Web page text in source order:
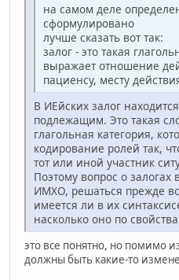
на самом деле
сформулировано
лучше сказать вот так:
залог - это такая
выражает отношение
пациенсу, месту
В ИЕйских залог
подлежащим. Это такая
глагольная категория,
кодирование ролей так,
тот или иной участник
Поэтому вопрос о залогах
ИМХО, решаться прежде
имеется ли в их
насколько оно по
это все понятно, но помимо
должны быть какие-то